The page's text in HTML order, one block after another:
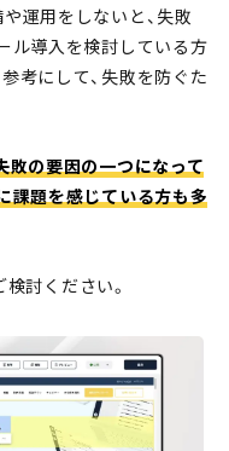
運用をしないと、失敗
ル導入を検討している方
考にして、失敗を防ぐた
敗の要因の一つになって
課題を感じている方も多
検討ください。